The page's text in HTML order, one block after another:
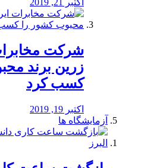
اکتبر 21, 2019
شرکت
زرین برند
کسب کرد
اکتبر 19, 2019
آزمایشگاه ها